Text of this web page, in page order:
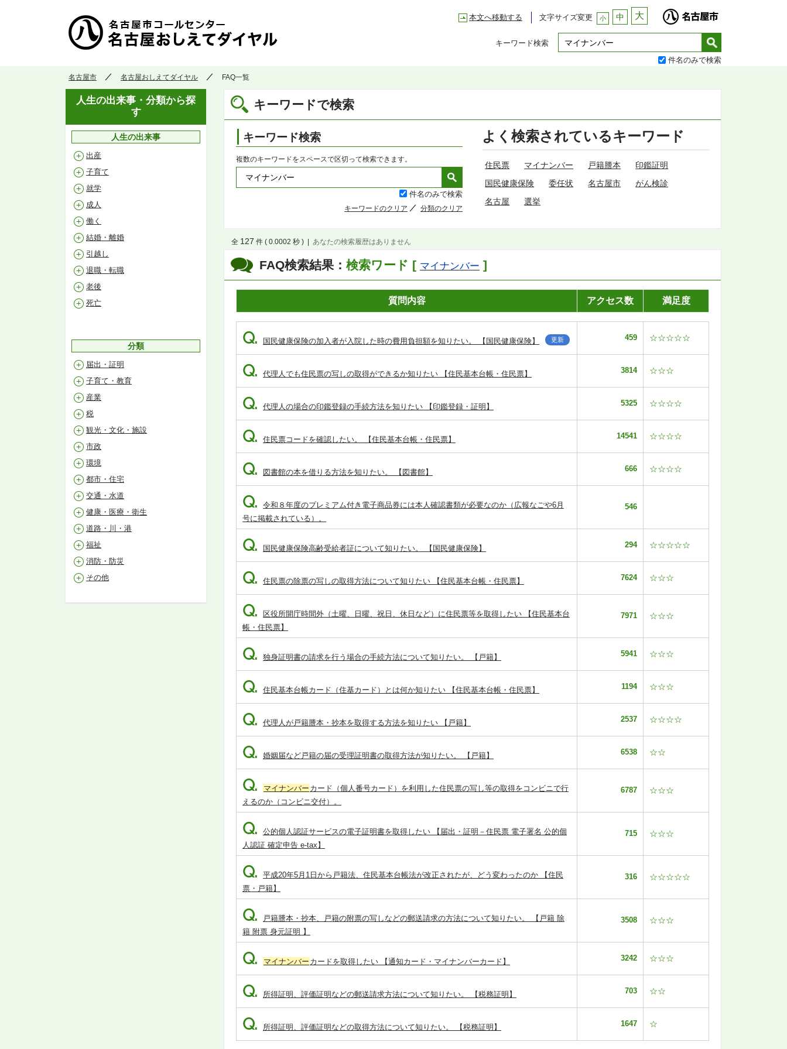
本文へ移動する 文字サイズ変更 小 中 大
キーワード検索
件名のみで検索
名古屋市 名古屋おしえてダイヤル FAQ一覧
キーワードで検索
キーワード検索
複数のキーワードをスペースで区切って検索できます。
件名のみで検索
キーワードのクリア 分類のクリア
よく検索されているキーワード
住民票 マイナンバー 戸籍謄本
印鑑証明
国民健康保険
委任状 名古屋市
がん検診
名古屋
選挙
FAQ検索結果： 検索ワード [ マイナンバー ]
全 127 件 ( 0.0002 秒 ) あなたの検索履歴はありません
質問内容 アクセス数 満足度
Q. 国民健康保険の加入者が入院した時の費用負担額を知りたい。 【国民健康保険】 更新 459 ☆☆☆☆☆
Q. 代理人でも住民票の写しの取得ができるか知りたい 【住民基本台帳・住民票】 3814 ☆☆☆
Q. 代理人の場合の印鑑登録の手続方法を知りたい 【印鑑登録・証明】 5325 ☆☆☆☆
Q. 住民票コードを確認したい。 【住民基本台帳・住民票】 14541 ☆☆☆☆
Q. 図書館の本を借りる方法を知りたい。 【図書館】 666 ☆☆☆☆
Q.
令和８年度のプレミアム付き電子商品券には本人確認書類が必要なのか（広報なごや6月
号に掲載されている）。
546
Q. 国民健康保険高齢受給者証について知りたい。 【国民健康保険】 294 ☆☆☆☆☆
Q. 住民票の除票の写しの取得方法について知りたい 【住民基本台帳・住民票】 7624 ☆☆☆
Q.
区役所開庁時間外（土曜、日曜、祝日、休日など）に住民票等を取得したい 【住民基本台
帳・住民票】
7971 ☆☆☆
Q. 独身証明書の請求を行う場合の手続方法について知りたい。 【戸籍】 5941 ☆☆☆
Q. 住民基本台帳カード（住基カード）とは何か知りたい 【住民基本台帳・住民票】 1194 ☆☆☆
Q. 代理人が戸籍謄本・抄本を取得する方法を知りたい 【戸籍】 2537 ☆☆☆☆
Q. 婚姻届など戸籍の届の受理証明書の取得方法が知りたい。 【戸籍】 6538 ☆☆
Q. マイナンバー カード（個人番号カード）を利用した住民票の写し等の取得をコンビニで行
えるのか（コンビニ交付）。
6787 ☆☆☆
Q.
公的個人認証サービスの電子証明書を取得したい 【届出・証明－住民票 電子署名 公的個
人認証 確定申告 e-tax】
715 ☆☆☆
Q.
平成20年5月1日から戸籍法、住民基本台帳法が改正されたが、どう変わったのか 【住民
票・戸籍】
316 ☆☆☆☆☆
Q.
戸籍謄本・抄本、戸籍の附票の写しなどの郵送請求の方法について知りたい。 【戸籍 除
籍 附票 身元証明 】
3508 ☆☆☆
Q. マイナンバー カードを取得したい 【通知カード・マイナンバーカード】 3242 ☆☆☆
Q. 所得証明、評価証明などの郵送請求方法について知りたい。 【税務証明】 703 ☆☆
Q. 所得証明、評価証明などの取得方法について知りたい。 【税務証明】 1647 ☆
人生の出来事・分類から探
す
人生の出来事
出産
子育て
就学
成人
働く
結婚・離婚
引越し
退職・転職
老後
死亡
分類
届出・証明
子育て・教育
産業
税
観光・文化・施設
市政
環境
都市・住宅
交通・水道
健康・医療・衛生
道路・川・港
福祉
消防・防災
その他